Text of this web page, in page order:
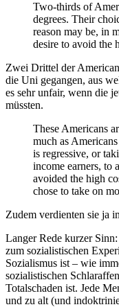
Two-thirds of
degrees. Their
reason may be, in
desire to avoid the
Zwei Drittel der
die Uni gegangen, aus
es sehr unfair, wenn die
müssten.
These Americans
much as
is regressive, or
income earners, to
avoided the high
chose to take on
Zudem verdienten sie ja
Langer Rede kurzer
zum sozialistischen
Sozialismus ist – wie
sozialistischen
Totalschaden ist. Jede
und zu alt (und